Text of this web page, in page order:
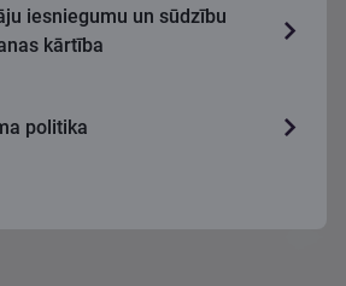
iesniegumu un sūdzību
kārtība
politika